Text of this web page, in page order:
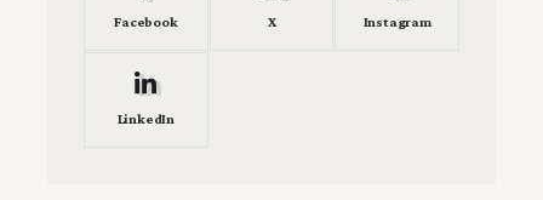
Facebook X Instagram
LinkedIn